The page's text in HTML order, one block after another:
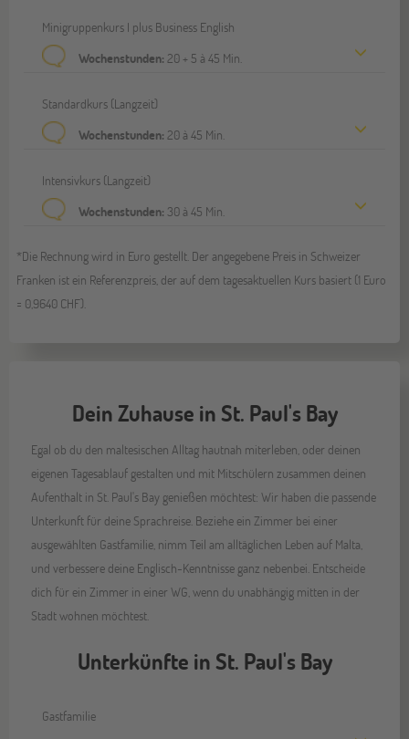
Minigruppenkurs I plus Business English
Wochenstunden: 20 + 5 à 45 Min.
Standardkurs (Langzeit)
Wochenstunden: 20 à 45 Min.
Intensivkurs (Langzeit)
Wochenstunden: 30 à 45 Min.
*Die Rechnung wird in Euro gestellt. Der angegebene Preis in Schweizer
Franken ist ein Referenzpreis, der auf dem tagesaktuellen Kurs basiert (1 Euro
= 0,9640 CHF).
Dein Zuhause in St. Paul's Bay
Egal ob du den maltesischen Alltag hautnah miterleben, oder deinen
eigenen Tagesablauf gestalten und mit Mitschülern zusammen deinen
Aufenthalt in St. Paul's Bay genießen möchtest: Wir haben die passende
Unterkunft für deine Sprachreise. Beziehe ein Zimmer bei einer
ausgewählten Gastfamilie, nimm Teil am alltäglichen Leben auf Malta,
und verbessere deine Englisch-Kenntnisse ganz nebenbei. Entscheide
dich für ein Zimmer in einer WG, wenn du unabhängig mitten in der
Stadt wohnen möchtest.
Unterkünfte in St. Paul's Bay
Gastfamilie